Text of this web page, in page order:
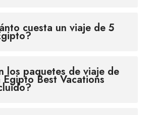
cuesta un viaje de 5
los paquetes de viaje de
Egipto Best Vacations